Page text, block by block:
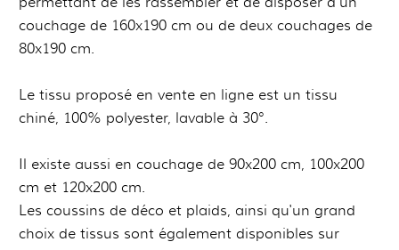
couchage de 160x190 cm ou de deux couchages de
80x190 cm.
Le tissu proposé en vente en ligne est un tissu
chiné, 100% polyester, lavable à 30°.
Il existe aussi en couchage de 90x200 cm, 100x200
cm et 120x200 cm.
Les coussins de déco et plaids, ainsi qu'un grand
choix de tissus sont également disponibles sur